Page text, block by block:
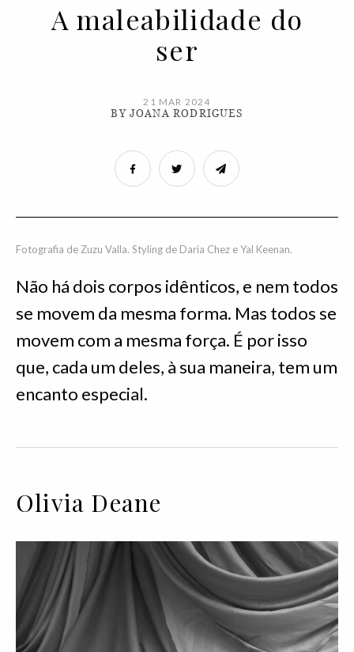
A maleabilidade do
ser
21 MAR 2024
BY JOANA RODRIGUES
Fotografia de Zuzu Valla. Styling de Daria Chez e Yal Keenan.
Não há dois corpos idênticos, e nem todos
se movem da mesma forma. Mas todos se
movem com a mesma força. É por isso
que, cada um deles, à sua maneira, tem um
encanto especial.
Olivia Deane